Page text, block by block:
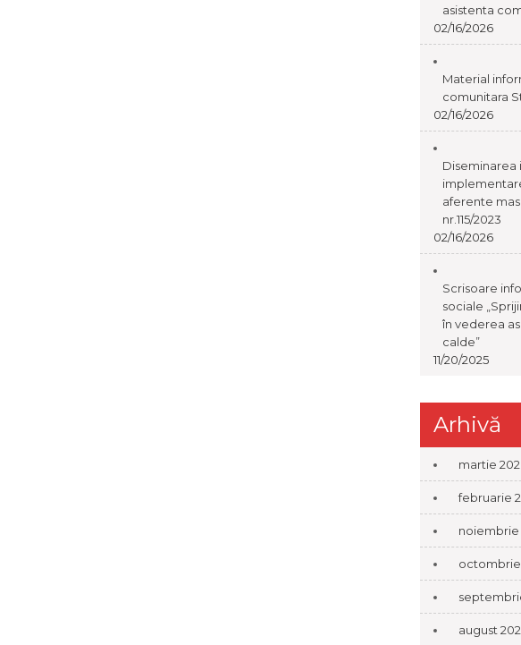
asistenta
02/16/2026
Material
comunitara
02/16/2026
Diseminarea
aferente
nr.115/2023
02/16/2026
Scrisoare
sociale
în vederea
calde”
11/20/2025
Arhivă
martie
februarie
noiembrie
octombrie
august